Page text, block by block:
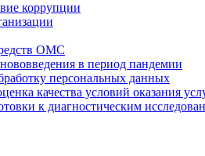
коррупции
ОМС
в период пандемии
персональных данных
качества условий оказания
к диагностическим